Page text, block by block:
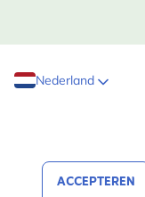
ACCEPTEREN
Nederland